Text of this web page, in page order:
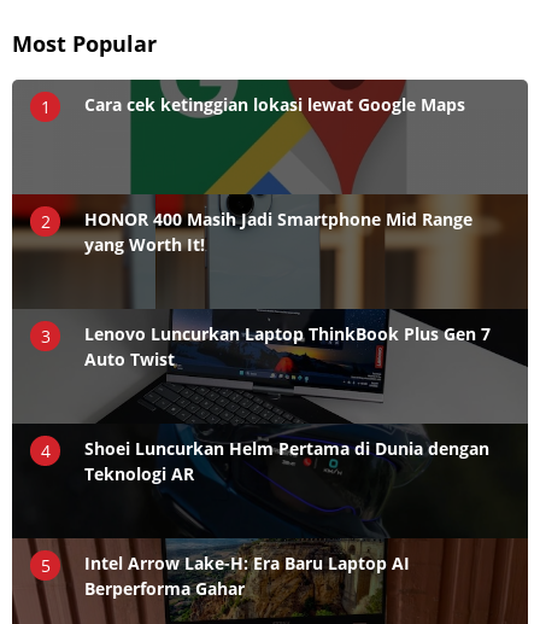
Most Popular
1 Cara cek ketinggian lokasi lewat Google Maps
2
HONOR 400 Masih Jadi Smartphone Mid Range
yang Worth It!
3
Lenovo Luncurkan Laptop ThinkBook Plus Gen 7
Auto Twist
4
Shoei Luncurkan Helm Pertama di Dunia dengan
Teknologi AR
5
Intel Arrow Lake-H: Era Baru Laptop AI
Berperforma Gahar